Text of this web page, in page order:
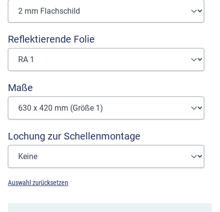
Reflektierende Folie
Maße
Lochung zur Schellenmontage
Auswahl zurücksetzen